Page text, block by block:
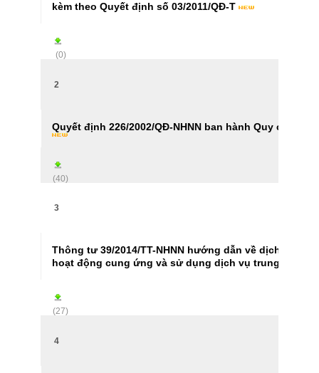
kèm theo Quyết định số 03/2011/QĐ-T
(0)
2
Quyết định 226/2002/QĐ-NHNN ban hành Quy chế
(40)
3
Thông tư 39/2014/TT-NHNN hướng dẫn về dịch vụ
hoạt động cung ứng và sử dụng dịch vụ trung gian
(27)
4